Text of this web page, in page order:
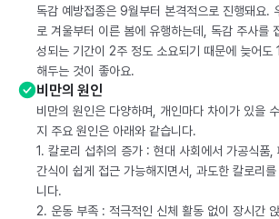
독감 예방접종은 9월부터 본격적으로 진행돼요.
로 겨울부터 이른 봄에 유행하는데, 독감 주사를
성되는 기간이 2주 정도 소요되기 때문에 늦어도
해두는 것이 좋아요.
비만의 원인
비만의 원인은 다양하며, 개인마다 차이가 있을
지 주요 원인은 아래와 같습니다.
1. 칼로리 섭취의 증가 : 현대 사회에서 가공식품,
간식이 쉽게 접근 가능해지면서, 과도한 칼로리
니다.
2. 운동 부족 : 적극적인 신체 활동 없이 장시간